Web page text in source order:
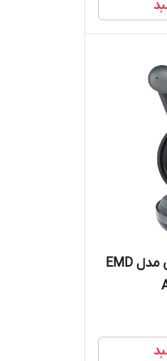
هدفون بلوتوثی پاورولوجی مدل EMD